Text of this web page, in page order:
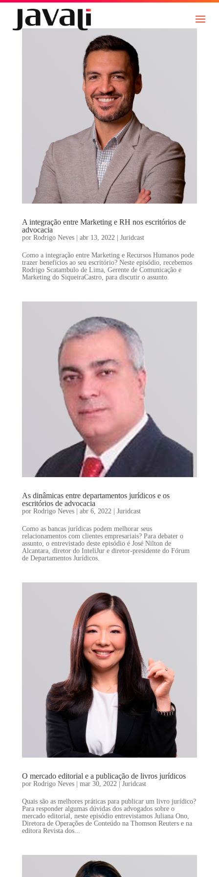
A integração entre Marketing e RH nos escritórios de
advocacia
por Rodrigo Neves| abr 13, 2022| Juridcast
Como a integração entre Marketing e Recursos Humanos pode
trazer benefícios ao seu escritório? Neste episódio, recebemos
Rodrigo Scatambulo de Lima, Gerente de Comunicação e
Marketing do SiqueiraCastro, para discutir o assunto.
As dinâmicas entre departamentos jurídicos e os
escritórios de advocacia
por Rodrigo Neves| abr 6, 2022 Juridcast
Como as bancas jurídicas podem melhorar seus
relacionamentos com clientes empresariais? Para debater o
assunto, o entrevistado deste episódio é José Nilton de
Alcantara, diretor do InteliJur e diretor-presidente do Fórum
de Departamentos Jurídicos.
O mercado editorial e a publicação de livros jurídicos
por Rodrigo Neves| mar 30, 2022| Juridcast
Quais são as melhores práticas para publicar um livro jurídico?
Para responder algumas dúvidas dos advogados sobre o
mercado editorial, neste episódio entrevistamos Juliana Ono,
Diretora de Operações de Conteúdo na Thomson Reuters e na
editora Revista dos...